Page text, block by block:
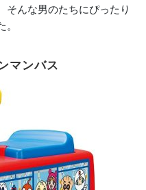
そんな男のたちにぴったり
マンバス